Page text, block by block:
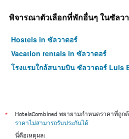
พิจารณาตัวเลือกที่พักอื่นๆ ในซัลว
Hostels in ซัลวาดอร์
Vacation rentals in ซัลวาดอร์
โรงแรมใกล้สนามบิน ซัลวาดอร์ Luis
*
HotelsCombined พยายามกำหนดราคาที่ถูก
ราคาไม่สามารถรับประกันได้
นี่คือเหตุผล: